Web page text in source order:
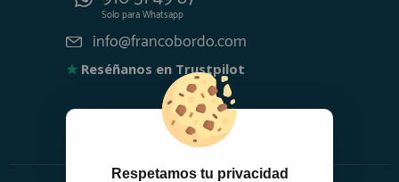
Solo paraWhatsapp
info@francobordo.com
★ Reséñanos en Trustpilot
Respetamos tu privacidad